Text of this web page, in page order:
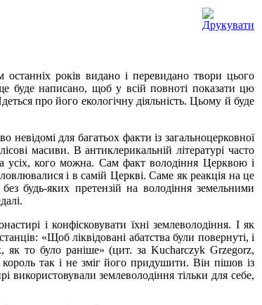
років видано і перевидано твори цього
буде написано, щоб у всій повноті показати цю
про його екологічну діяльність. Цьому й буде
для багатьох факти із загальноцерковної
масиви. В антиклерикальній літературі часто
усіх, кого можна. Сам факт володіння Церквою і
і в самій Церкві. Саме як реакція на це
будь-яких претензій на володіння земельними
і конфісковувати їхні землеволодіння. І як
«Щоб ліквідовані абатства були повернуті, і
то було раніше» (цит. за Kucharczyk Grzegorz,
так і не зміг його придушити. Він пішов із
землеволодіння тільки для себе,